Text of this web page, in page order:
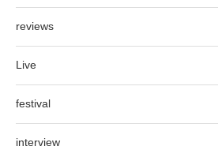
reviews
Live
festival
interview